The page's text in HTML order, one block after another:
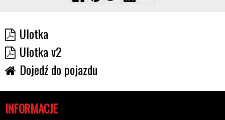
Ulotka
Ulotka v2
Dojedź do pojazdu
INFORMACJE